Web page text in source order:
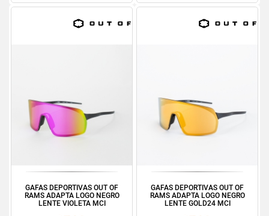
GAFAS DEPORTIVAS OUT OF
RAMS ADAPTA LOGO NEGRO
LENTE VIOLETA MCI
GAFAS DEPORTIVAS OUT OF
RAMS ADAPTA LOGO NEGRO
LENTE GOLD24 MCI